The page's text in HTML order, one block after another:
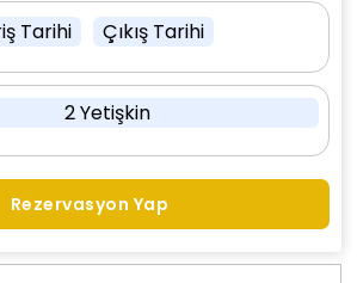
Tarihi Çıkış Tarihi
2 Yetişkin
Rezervasyon Yap